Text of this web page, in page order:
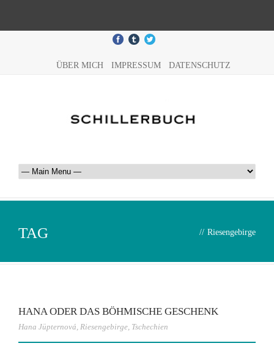
ÜBER MICH IMPRESSUM DATENSCHUTZ
TAG // Riesengebirge
HANA ODER DAS BÖHMISCHE GESCHENK
Hana Jüpternová, Riesengebirge, Tschechien